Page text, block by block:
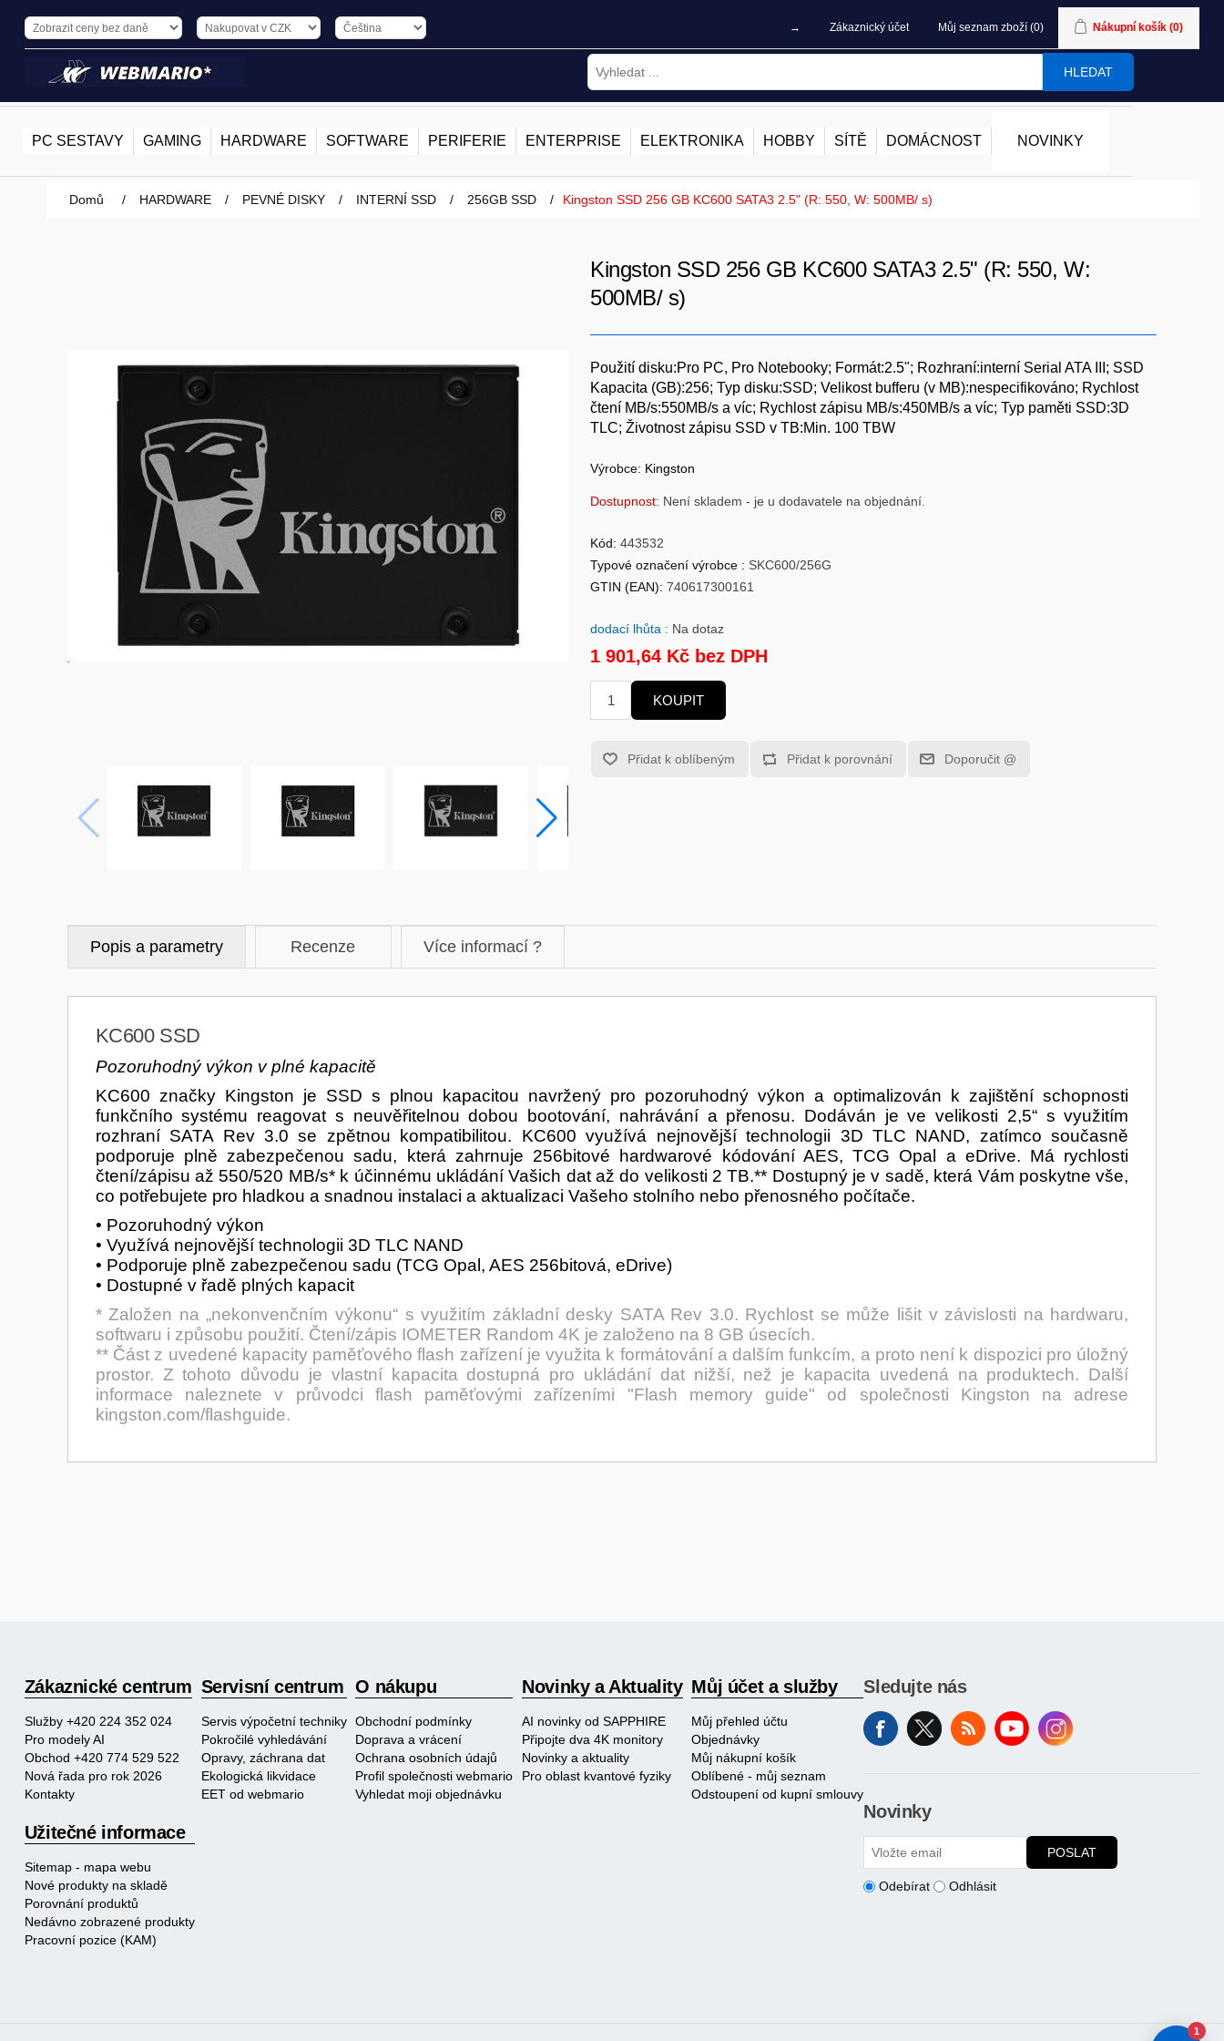
→ Zákaznický účet Můj seznam zboží (0) Nákupní košík (0)
HLEDAT
PC SESTAVY GAMING HARDWARE SOFTWARE PERIFERIE ENTERPRISE ELEKTRONIKA HOBBY SÍTĚ DOMÁCNOST NOVINKY
Domů / HARDWARE / PEVNÉ DISKY / INTERNÍ SSD / 256GB SSD / Kingston SSD 256 GB KC600 SATA3 2.5" (R: 550, W: 500MB/ s)
Kingston SSD 256 GB KC600 SATA3 2.5" (R: 550, W:
500MB/ s)
Použití disku:Pro PC, Pro Notebooky; Formát:2.5"; Rozhraní:interní Serial ATA III; SSD
Kapacita (GB):256; Typ disku:SSD; Velikost bufferu (v MB):nespecifikováno; Rychlost
čtení MB/s:550MB/s a víc; Rychlost zápisu MB/s:450MB/s a víc; Typ paměti SSD:3D
TLC; Životnost zápisu SSD v TB:Min. 100 TBW
Výrobce: Kingston
Dostupnost: Není skladem - je u dodavatele na objednání.
Kód: 443532
Typové označení výrobce : SKC600/256G
GTIN (EAN): 740617300161
dodací lhůta : Na dotaz
1 901,64 Kč bez DPH
KOUPIT
Přidat k oblíbeným Přidat k porovnání Doporučit @
Popis a parametry Recenze Více informací ?
KC600 SSD
Pozoruhodný výkon v plné kapacitě
KC600 značky Kingston je SSD s plnou kapacitou navržený pro pozoruhodný výkon a optimalizován k zajištění schopnosti
funkčního systému reagovat s neuvěřitelnou dobou bootování, nahrávání a přenosu. Dodáván je ve velikosti 2,5“ s využitím
rozhraní SATA Rev 3.0 se zpětnou kompatibilitou. KC600 využívá nejnovější technologii 3D TLC NAND, zatímco současně
podporuje plně zabezpečenou sadu, která zahrnuje 256bitové hardwarové kódování AES, TCG Opal a eDrive. Má rychlosti
čtení/zápisu až 550/520 MB/s* k účinnému ukládání Vašich dat až do velikosti 2 TB.** Dostupný je v sadě, která Vám poskytne vše,
co potřebujete pro hladkou a snadnou instalaci a aktualizaci Vašeho stolního nebo přenosného počítače.
• Pozoruhodný výkon
• Využívá nejnovější technologii 3D TLC NAND
• Podporuje plně zabezpečenou sadu (TCG Opal, AES 256bitová, eDrive)
• Dostupné v řadě plných kapacit
* Založen na „nekonvenčním výkonu“ s využitím základní desky SATA Rev 3.0. Rychlost se může lišit v závislosti na hardwaru,
softwaru i způsobu použití. Čtení/zápis IOMETER Random 4K je založeno na 8 GB úsecích.
** Část z uvedené kapacity paměťového flash zařízení je využita k formátování a dalším funkcím, a proto není k dispozici pro úložný
prostor. Z tohoto důvodu je vlastní kapacita dostupná pro ukládání dat nižší, než je kapacita uvedená na produktech. Další
informace naleznete v průvodci flash paměťovými zařízeními "Flash memory guide" od společnosti Kingston na adrese
kingston.com/flashguide.
Zákaznické centrum
Služby +420 224 352 024
Pro modely AI
Obchod +420 774 529 522
Nová řada pro rok 2026
Kontakty
Servisní centrum
Servis výpočetní techniky
Pokročilé vyhledávání
Opravy, záchrana dat
Ekologická likvidace
EET od webmario
O nákupu
Obchodní podmínky
Doprava a vrácení
Ochrana osobních údajů
Profil společnosti webmario
Vyhledat moji objednávku
Novinky a Aktuality
AI novinky od SAPPHIRE
Připojte dva 4K monitory
Novinky a aktuality
Pro oblast kvantové fyziky
Můj účet a služby
Můj přehled účtu
Objednávky
Můj nákupní košík
Oblíbené - můj seznam
Odstoupení od kupní smlouvy
Užitečné informace
Sitemap - mapa webu
Nové produkty na skladě
Porovnání produktů
Nedávno zobrazené produkty
Pracovní pozice (KAM)
Sledujte nás
Novinky
POSLAT
Odebírat Odhlásit
1